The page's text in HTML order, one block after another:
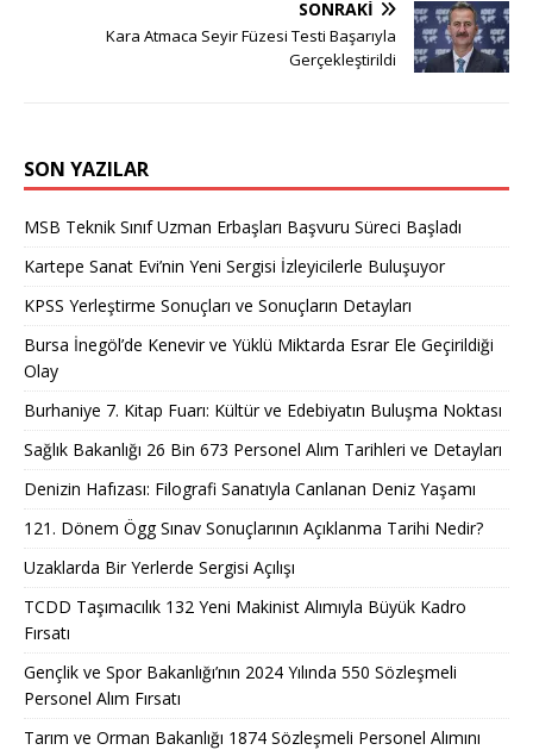
SONRAKI
Kara Atmaca Seyir Füzesi Testi Başarıyla
Gerçekleştirildi
SON YAZILAR
MSB Teknik Sınıf Uzman Erbaşları Başvuru Süreci Başladı
Kartepe Sanat Evi’nin Yeni Sergisi İzleyicilerle Buluşuyor
KPSS Yerleştirme Sonuçları ve Sonuçların Detayları
Bursa İnegöl’de Kenevir ve Yüklü Miktarda Esrar Ele Geçirildiği
Olay
Burhaniye 7. Kitap Fuarı: Kültür ve Edebiyatın Buluşma Noktası
Sağlık Bakanlığı 26 Bin 673 Personel Alım Tarihleri ve Detayları
Denizin Hafızası: Filografi Sanatıyla Canlanan Deniz Yaşamı
121. Dönem Ögg Sınav Sonuçlarının Açıklanma Tarihi Nedir?
Uzaklarda Bir Yerlerde Sergisi Açılışı
TCDD Taşımacılık 132 Yeni Makinist Alımıyla Büyük Kadro
Fırsatı
Gençlik ve Spor Bakanlığı’nın 2024 Yılında 550 Sözleşmeli
Personel Alım Fırsatı
Tarım ve Orman Bakanlığı 1874 Sözleşmeli Personel Alımını